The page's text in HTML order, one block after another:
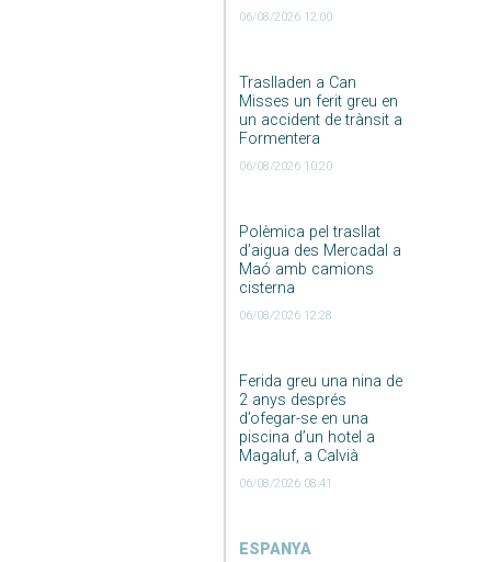
06/08/2026 12:00
Traslladen a Can
Misses un ferit greu en
un accident de trànsit a
Formentera
06/08/2026 10:20
Polèmica pel trasllat
d’aigua des Mercadal a
Maó amb camions
cisterna
06/08/2026 12:28
Ferida greu una nina de
2 anys després
d’ofegar-se en una
piscina d’un hotel a
Magaluf, a Calvià
06/08/2026 08:41
ESPANYA